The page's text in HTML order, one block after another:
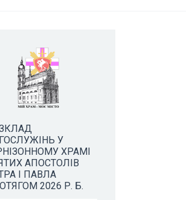
У
ХРАМІ
АПОСТОЛІВ
І ПАВЛА
2026 Р. Б.